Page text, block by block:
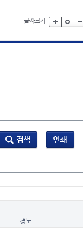
글자크기
경도